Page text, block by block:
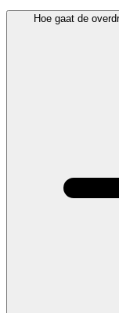
Hoe gaat de